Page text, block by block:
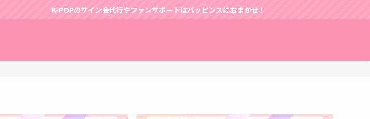
K-POPのサイン会代行やファンサポートはパッピンスにおまかせ！